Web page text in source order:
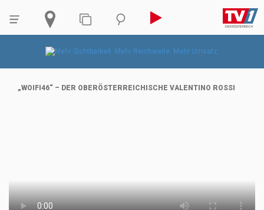
„WOIFI46“ – DER OBERÖSTERREICHISCHE VALENTINO ROSSI